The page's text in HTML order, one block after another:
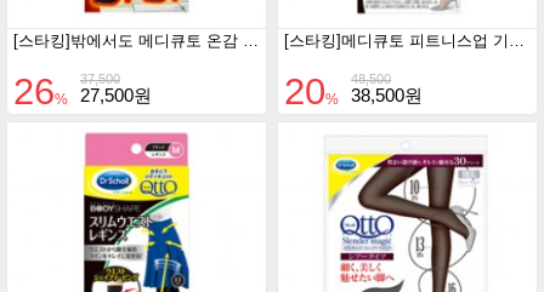
37,500
26% 27,500원
48,500
20% 38,500원